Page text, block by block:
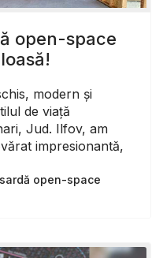
open-space
modern și
de viață
Jud. Ilfov, am
impresionantă,
open-space